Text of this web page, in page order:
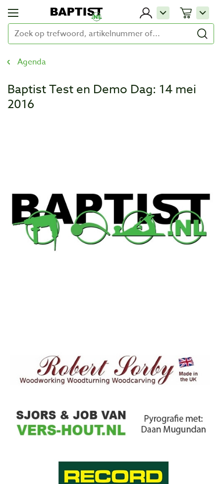
Agenda
Baptist Test en Demo Dag: 14 mei
2016